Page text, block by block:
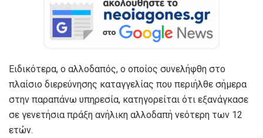
Ειδικότερα, ο αλλοδαπός, ο οποίος συνελήφθη στο
πλαίσιο διερεύνησης καταγγελίας που περιήλθε σήμερα
στην παραπάνω υπηρεσία, κατηγορείται ότι εξανάγκασε
σε γενετήσια πράξη ανήλικη αλλοδαπή νεότερη των 12
ετών.